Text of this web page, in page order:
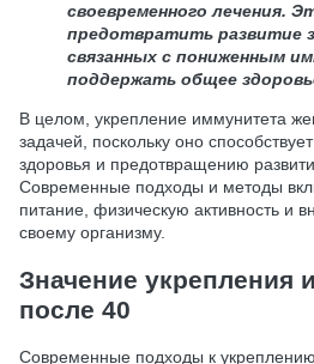
своевременного лечения.
предотвратить развитие
связанных с пониженным
поддержать общее
В целом, укрепление иммунитета
задачей, поскольку оно
здоровья и предотвращению
Современные подходы и методы
питание, физическую активность и
своему организму.
Значение укрепления
после 40
Современные подходы к